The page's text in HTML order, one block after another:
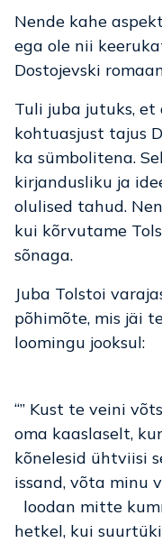
Nende kahe
ega ole nii
Dostojevski
Tuli juba jutuks, et
kohtuasjust tajus
ka sümbolitena.
kirjandusliku ja
olulised tahud.
kui kõrvutame
sõnaga.
Juba Tolstoi
põhimõte, mis jäi
loomingu jooksul:
“” Kust te veini
oma kaaslaselt,
kõnelesid ühtviisi
issand, võta minu
loodan mitte
hetkel, kui